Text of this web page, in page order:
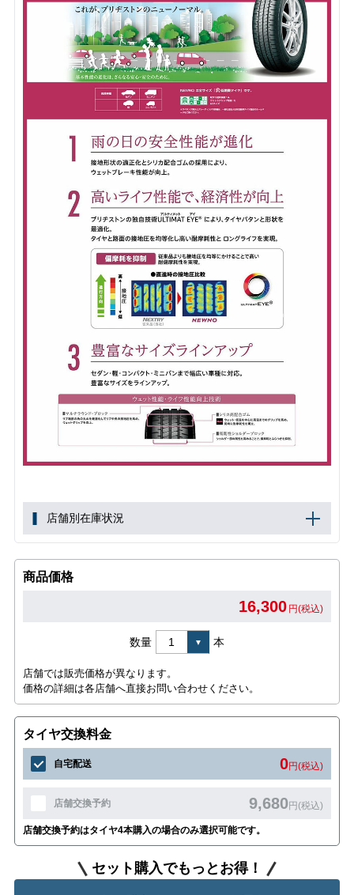
店舗別在庫状況
商品価格
16,300 円(税込)
数量 本
店舗では販売価格が異なります。
価格の詳細は各店舗へ直接お問い合わせください。
タイヤ交換料金
自宅配送 0円(税込)
店舗交換予約 9,680円(税込)
店舗交換予約はタイヤ4本購入の場合のみ選択可能です。
セット購入でもっとお得！